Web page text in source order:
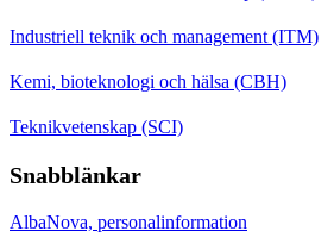
Industriell teknik och management (ITM)
Kemi, bioteknologi och hälsa (CBH)
Teknikvetenskap (SCI)
Snabblänkar
AlbaNova, personalinformation